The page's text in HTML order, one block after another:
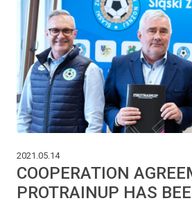
2021.05.14
COOPERATION
PROTRAINUP HAS